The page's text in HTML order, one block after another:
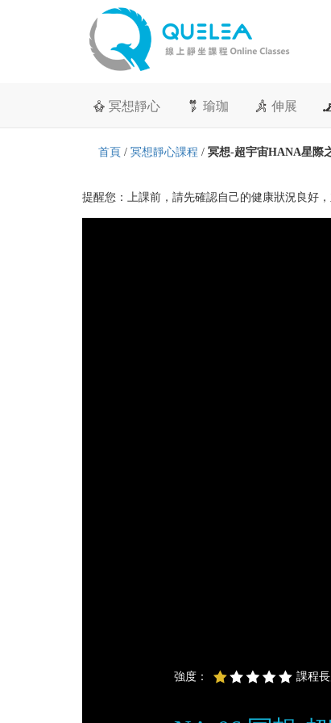
冥想靜心 瑜珈 伸展
首頁 / 冥想靜心課程 / 冥想-超宇宙HANA星際
提醒您：上課前，請先確認自己的健康狀況良好
強度： 課程